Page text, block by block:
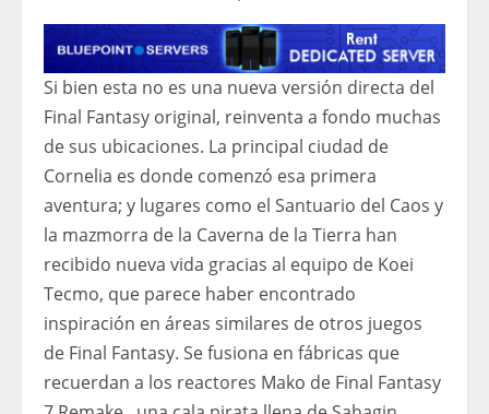
Si bien esta no es una nueva versión directa del
Final Fantasy original, reinventa a fondo muchas
de sus ubicaciones. La principal ciudad de
Cornelia es donde comenzó esa primera
aventura; y lugares como el Santuario del Caos y
la mazmorra de la Caverna de la Tierra han
recibido nueva vida gracias al equipo de Koei
Tecmo, que parece haber encontrado
inspiración en áreas similares de otros juegos
de Final Fantasy. Se fusiona en fábricas que
recuerdan a los reactores Mako de Final Fantasy